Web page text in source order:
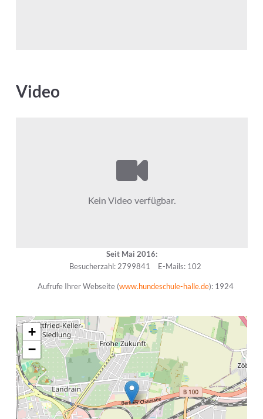
Video
Seit Mai 2016:
Besucherzahl: 2799841
E-Mails: 102
Aufrufe Ihrer Webseite (www.hundeschule-halle.de): 1924
+
−